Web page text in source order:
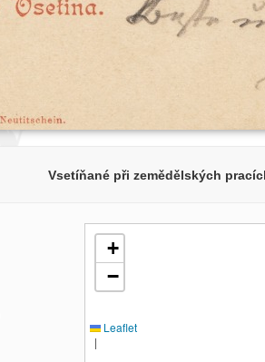
Vsetíňané při zemědělských
+
−
Leaflet
|